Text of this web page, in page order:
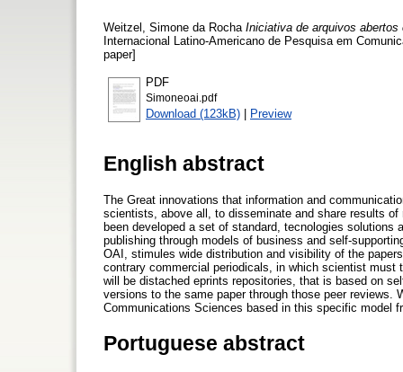
Weitzel, Simone da Rocha Iniciativa de arquivos
Internacional Latino-Americano de Pesquisa em
paper]
PDF
Simoneoai.pdf
Download (123kB) | Preview
English abstract
The Great innovations that information and
scientists, above all, to disseminate and share results
been developed a set of standard, tecnologies
publishing through models of business and self-
OAI, stimules wide distribution and visibility of the
contrary commercial periodicals, in which scientist
will be distached eprints repositories, that is based on
versions to the same paper through those peer reviews.
Communications Sciences based in this specific model
Portuguese abstract